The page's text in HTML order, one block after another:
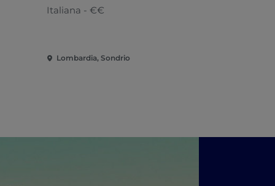
Italiana - €€
Lombardia, Sondrio